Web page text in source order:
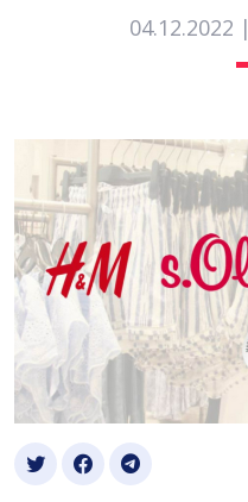
04.12.2022 |